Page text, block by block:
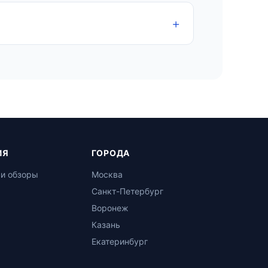
обзоры
ГОРОДА
Москва
Санкт-Петербург
Воронеж
Казань
Екатеринбург